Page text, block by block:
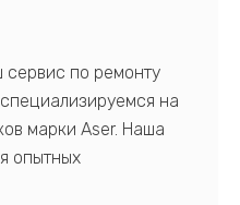
по ремонту
на
марки Aser. Наша
опытных
знаниями и